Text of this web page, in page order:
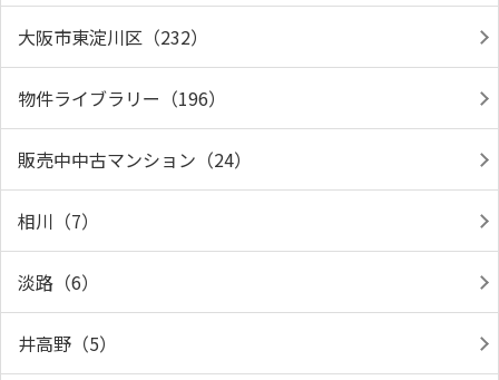
大阪市東淀川区（232）
物件ライブラリー（196）
販売中中古マンション（24）
相川（7）
淡路（6）
井高野（5）